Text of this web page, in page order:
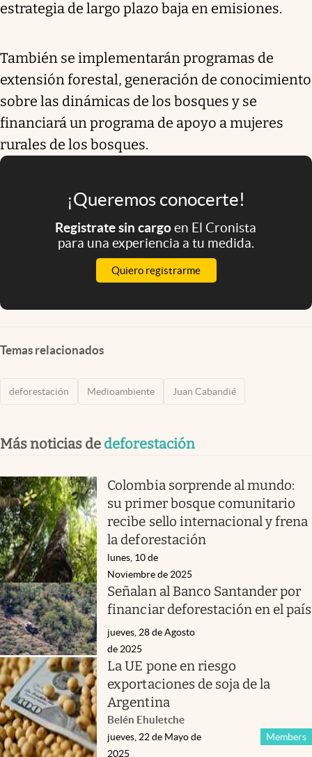
estrategia de largo plazo baja en emisiones.
También se implementarán programas de
extensión forestal, generación de conocimiento
sobre las dinámicas de los bosques y se
financiará un programa de apoyo a mujeres
rurales de los bosques.
¡Queremos conocerte!
Registrate sin cargoen El Cronista
para una experiencia a tu medida.
Quiero registrarme
Temas relacionados
deforestación Medioambiente Juan Cabandié
Más noticias de deforestación
Colombia sorprende al mundo:
su primer bosque comunitario
recibe sello internacional y frena
la deforestación
lunes, 10 de
Noviembre de 2025
Señalan al Banco Santander por
financiar deforestación en el país
jueves, 28 de Agosto
de 2025
La UE pone en riesgo
exportaciones de soja de la
Argentina
Belén Ehuletche
Members
jueves, 22 de Mayo de
2025